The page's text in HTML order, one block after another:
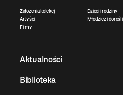
Założenia kolekcji
Artyści
Filmy
Dzieci i rodziny
Młodzież i dorośli
Aktualności
Biblioteka